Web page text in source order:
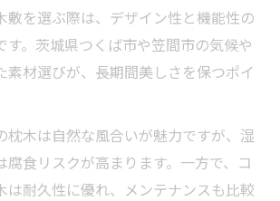
敷を選ぶ際は、デザイン性と機能性の
す。茨城県つくば市や笠間市の気候や
素材選びが、長期間美しさを保つポイ
枕木は自然な風合いが魅力ですが、湿
腐食リスクが高まります。一方で、コ
は耐久性に優れ、メンテナンスも比較